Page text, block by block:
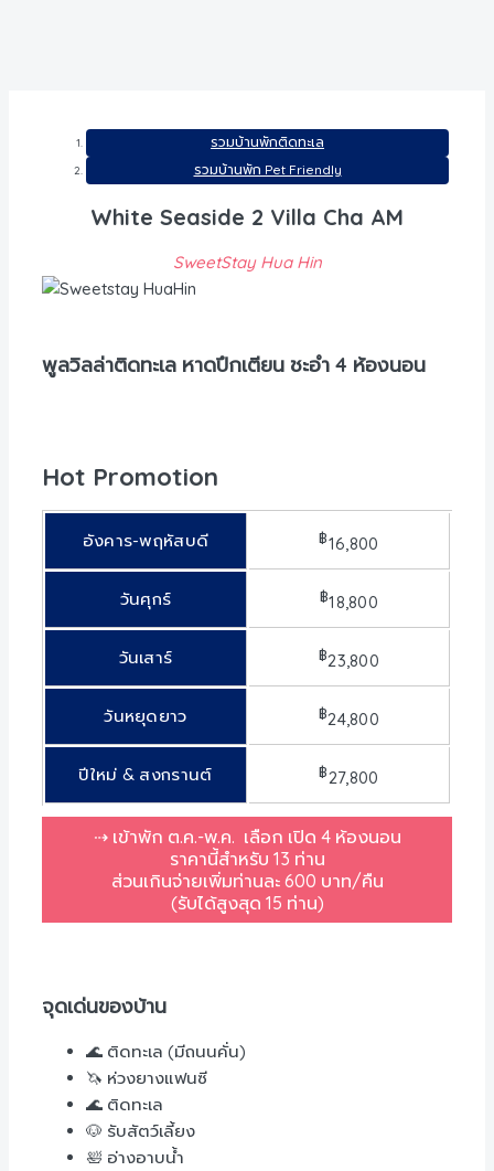
รวมบ้านพักติดทะเล
รวมบ้านพัก Pet Friendly
White Seaside 2 Villa Cha AM
SweetStay Hua Hin
พูลวิลล่าติดทะเล หาดปึกเตียน ชะอำ 4 ห้องนอน
Hot Promotion
อังคาร-พฤหัสบดี ฿16,800
วันศุกร์ ฿18,800
วันเสาร์ ฿23,800
วันหยุดยาว ฿24,800
ปีใหม่ & สงกรานต์ ฿27,800
⇢ เข้าพัก ต.ค.-พ.ค. เลือก เปิด 4 ห้องนอน
ราคานี้สำหรับ 13 ท่าน
ส่วนเกินจ่ายเพิ่มท่านละ 600 บาท/คืน
(รับได้สูงสุด 15 ท่าน)
จุดเด่นของบ้าน
🌊 ติดทะเล (มีถนนคั่น)
🦄 ห่วงยางแฟนซี
🌊 ติดทะเล
🐶 รับสัตว์เลี้ยง
🛀 อ่างอาบน้ำ